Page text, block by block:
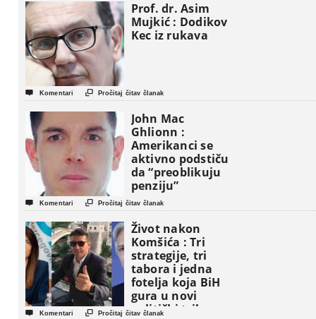
Prof. dr. Asim
Mujkić : Dodikov
Kec iz rukava
 Komentari  Pročitaj čitav članak
John Mac
Ghlionn :
Amerikanci se
aktivno podstiču
da “preoblikuju
penziju”
 Komentari  Pročitaj čitav članak
Život nakon
Komšića : Tri
strategije, tri
tabora i jedna
fotelja koja BiH
gura u novi
politički triler
 Komentari  Pročitaj čitav članak